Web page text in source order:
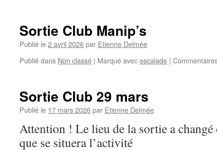
Sortie Club Manip’s
Publié le2 avril 2026par Etienne Delmée
Publié dans Non classé | Marqué avecescalade |
Sortie Club 29 mars
Publié le 17 mars 2026par Etienne Delmée
Attention ! Le lieu de la sortie a changé
que se situera l’activité